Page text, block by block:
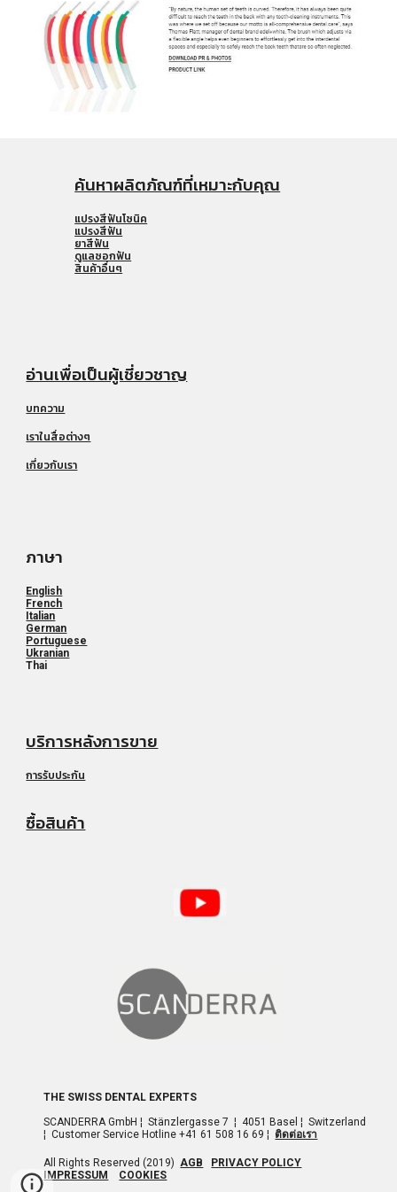
ค้นหาผลิตภัณฑ์ที่เหมาะกับคุณ
แปรงสีฟันโซนิค
แปรงสีฟัน
ยาสีฟัน
ดูแลซอกฟัน
สินค้าอื่นๆ
อ่านเพื่อเป็นผู้เชี่ยวชาญ
บทความ
เราในสื่อต่างๆ
เกี่ยวกับเรา
ภาษา
English
French
Italian
German
Portuguese
Ukranian
Thai
บริการหลังการขาย
การรับประกัน
ซื้อสินค้า
THE SWISS DENTAL EXPERTS
SCANDERRA GmbH ¦ Stänzlergasse 7 ¦ 4051 Basel ¦ Switzerland
¦ Customer Service Hotline +41 61 508 16 69 ¦ ติดต่อเรา
All Rights Reserved (2019)AGB
PRIVACY POLICY
IMPRESSUM
COOKIES